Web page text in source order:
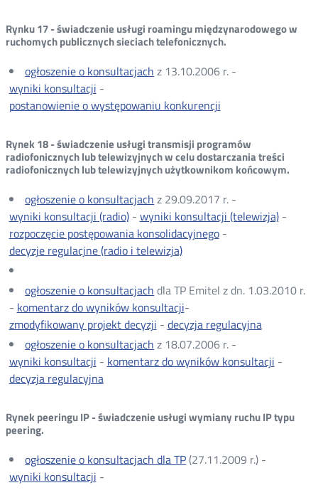
Rynku 17 - świadczenie usługi roamingu międzynarodowego w
ruchomych publicznych sieciach telefonicznych.
ogłoszenie o konsultacjach z 13.10.2006 r. -
wyniki konsultacji -
postanowienie o występowaniu konkurencji
Rynek 18 - świadczenie usługi transmisji programów
radiofonicznych lub telewizyjnych w celu dostarczania treści
radiofonicznych lub telewizyjnych użytkownikom końcowym.
ogłoszenie o konsultacjach z 29.09.2017 r. -
wyniki konsultacji (radio)- wyniki konsultacji (telewizja)-
rozpoczęcie postępowania konsolidacyjnego-
decyzje regulacjne (radio i telewizja)
ogłoszenie o konsultacjach dla TP Emitel z dn. 1.03.2010 r.
- komentarz do wyników konsultacji-
zmodyfikowany projekt decyzji - decyzja regulacyjna
ogłoszenie o konsultacjach z 18.07.2006 r. -
wyniki konsultacji - komentarz do wyników konsultacji -
decyzja regulacyjna
Rynek peeringu IP - świadczenie usługi wymiany ruchu IP typu
peering.
ogłoszenie o konsultacjach dla TP(27.11.2009 r.) -
wyniki konsultacji -